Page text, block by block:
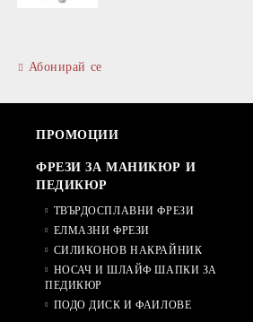
Абонирай се
ПРОМОЦИИ
ФРЕЗИ ЗА МАНИКЮР И
ПЕДИКЮР
ТВЪРДОСПЛАВНИ ФРЕЗИ
ЕЛМАЗНИ ФРЕЗИ
СИЛИКОНОВ НАКРАЙНИК
НОСАЧ И ШЛАЙФ ШАПКИ ЗА
ПЕДИКЮР
ПОДО ДИСК И ФАИЛОВЕ